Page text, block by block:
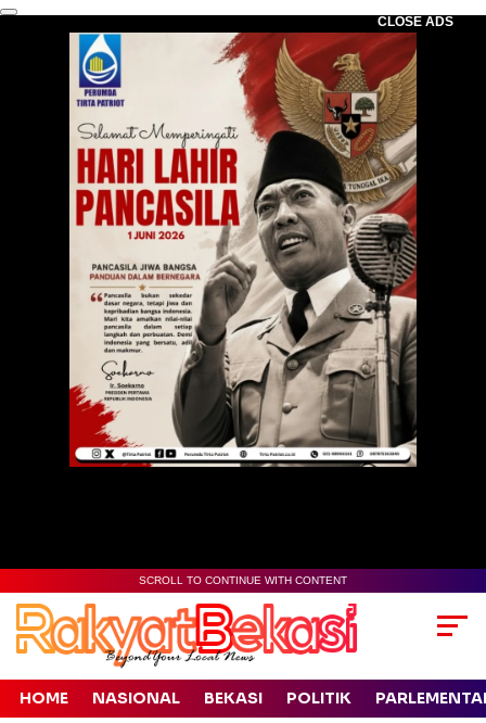
CLOSE ADS
SCROLL TO CONTINUE WITH CONTENT
HOME NASIONAL BEKASI POLITIK